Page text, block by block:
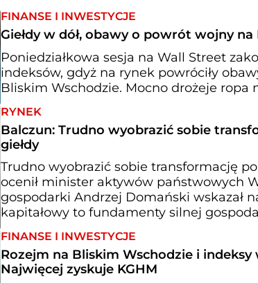
FINANSE I INWESTYCJE
Giełdy w dół, obawy o powrót wojny
Poniedziałkowa sesja na Wall Street
indeksów, gdyż na rynek powróciły
Bliskim Wschodzie. Mocno drożeje ropa
RYNEK
Balczun: Trudno wyobrazić sobie
giełdy
Trudno wyobrazić sobie transformację
ocenił minister aktywów państwowych
gospodarki Andrzej Domański wskazał
kapitałowy to fundamenty silnej
FINANSE I INWESTYCJE
Rozejm na Bliskim Wschodzie i
Najwięcej zyskuje KGHM